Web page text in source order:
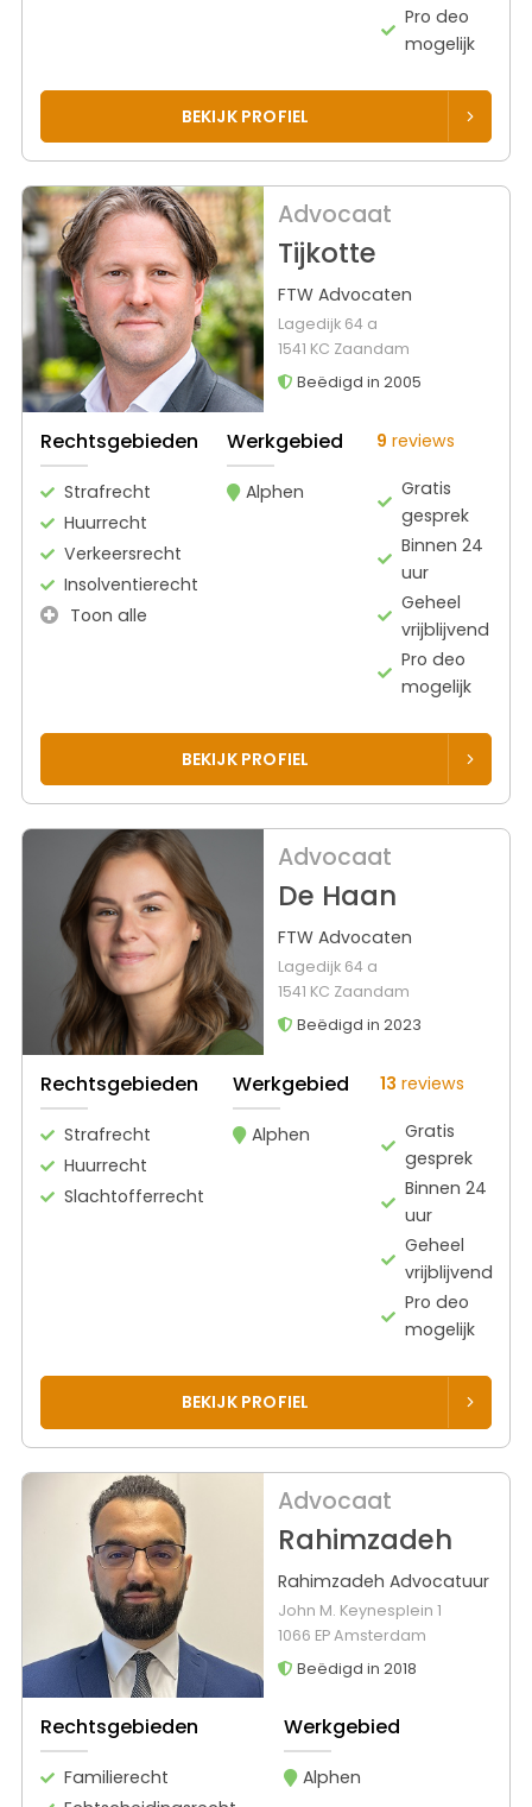
Pro deo
mogelijk
BEKIJK PROFIEL
Advocaat
Tijkotte
FTW Advocaten
Lagedijk 64 a
1541 KC Zaandam
Beëdigd in 2005
Rechtsgebieden
Strafrecht
Huurrecht
Verkeersrecht
Insolventierecht
Toon alle
Werkgebied
Alphen
9 reviews
Gratis
gesprek
Binnen 24
uur
Geheel
vrijblijvend
Pro deo
mogelijk
BEKIJK PROFIEL
Advocaat
De Haan
FTW Advocaten
Lagedijk 64 a
1541 KC Zaandam
Beëdigd in 2023
Rechtsgebieden
Strafrecht
Huurrecht
Slachtofferrecht
Werkgebied
Alphen
13 reviews
Gratis
gesprek
Binnen 24
uur
Geheel
vrijblijvend
Pro deo
mogelijk
BEKIJK PROFIEL
Advocaat
Rahimzadeh
Rahimzadeh Advocatuur
John M. Keynesplein 1
1066 EP Amsterdam
Beëdigd in 2018
Rechtsgebieden
Familierecht
Werkgebied
Alphen